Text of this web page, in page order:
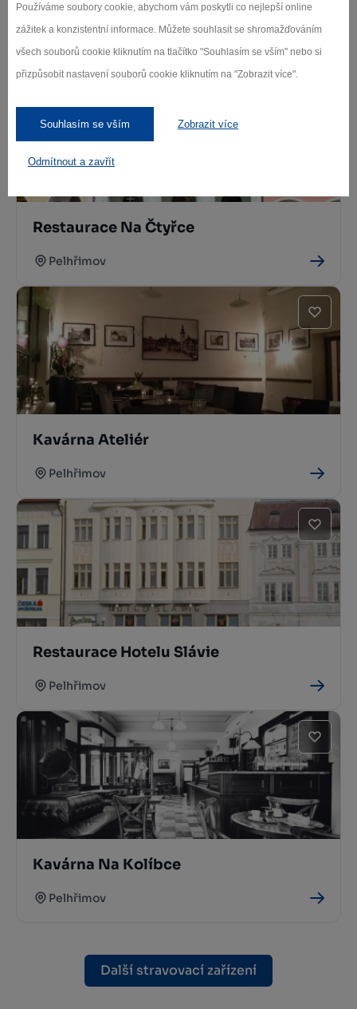
Používáme soubory cookie, abychom vám poskytli co nejlepší online
zážitek a konzistentní informace. Můžete souhlasit se shromažďováním
všech souborů cookie kliknutím na tlačítko "Souhlasím se vším" nebo si
přizpůsobit nastavení souborů cookie kliknutím na "Zobrazit více".
Souhlasím se vším Zobrazit více
Odmítnout a zavřít
Pizzerie Ponte di Pietra
Pelhřimov
Restaurace Na Čtyřce
Pelhřimov
Kavárna Ateliér
Pelhřimov
Restaurace Hotelu Slávie
Pelhřimov
Kavárna Na Kolíbce
Pelhřimov
Další stravovací zařízení